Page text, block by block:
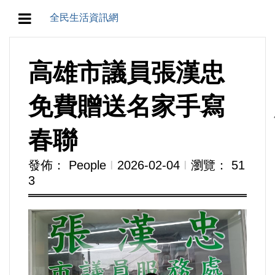
全民生活資訊網
教育/五育/五創
人生/生存/生活
產業/經濟
政治/政黨
農業/技術/肥飼料/農藥/產銷
食品/衛生/醫療/照護
高雄市議員張漢忠
免費贈送名家手寫
春聯
發佈： People Ι 2026-02-04 Ι 瀏覽： 51
3